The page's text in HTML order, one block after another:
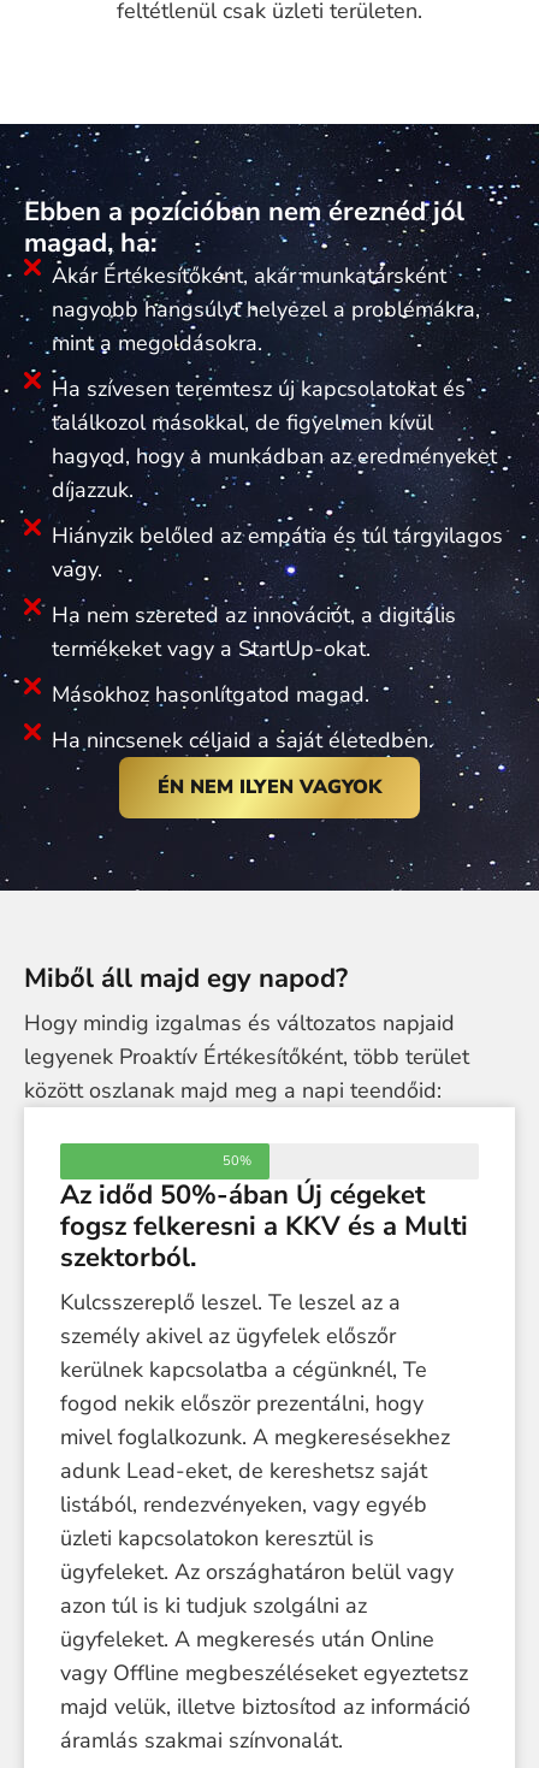
feltétlenül csak üzleti területen.
Ebben a pozícióban nem éreznéd jól
magad, ha:
Akár Értékesítőként, akár munkatársként
nagyobb hangsúlyt helyezel a problémákra,
mint a megoldásokra.
Ha szívesen teremtesz új kapcsolatokat és
találkozol másokkal, de figyelmen kívül
hagyod, hogy a munkádban az eredményeket
díjazzuk.
Hiányzik belőled az empátia és túl tárgyilagos
vagy.
Ha nem szereted az innovációt, a digitális
termékeket vagy a StartUp-okat.
Másokhoz hasonlítgatod magad.
Ha nincsenek céljaid a saját életedben.
ÉN NEM ILYEN VAGYOK
Miből áll majd egy napod?
Hogy mindig izgalmas és változatos napjaid
legyenek Proaktív Értékesítőként, több terület
között oszlanak majd meg a napi teendőid:
50%
Az időd 50%-ában Új cégeket
fogsz felkeresni a KKV és a Multi
szektorból.
Kulcsszereplő leszel. Te leszel az a
személy akivel az ügyfelek előszőr
kerülnek kapcsolatba a cégünknél, Te
fogod nekik először prezentálni, hogy
mivel foglalkozunk. A megkeresésekhez
adunk Lead-eket, de kereshetsz saját
listából, rendezvényeken, vagy egyéb
üzleti kapcsolatokon keresztül is
ügyfeleket. Az országhatáron belül vagy
azon túl is ki tudjuk szolgálni az
ügyfeleket. A megkeresés után Online
vagy Offline megbeszéléseket egyeztetsz
majd velük, illetve biztosítod az információ
áramlás szakmai színvonalát.